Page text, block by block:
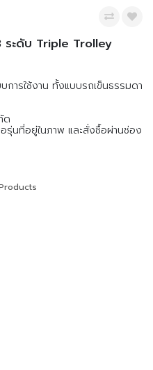
ระดับ Triple Trolley
ารใช้งาน ทั้งแบบรถเข็นธรรมดา
ด
รุ่นที่อยู่ในภาพ และสั่งซื้อผ่านช่อง